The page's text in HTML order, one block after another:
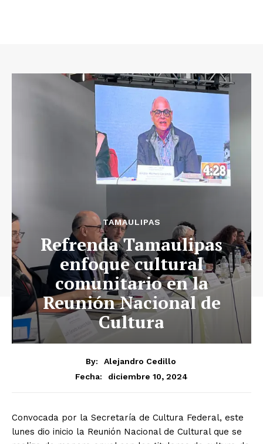
TAMAULIPAS
Refrenda Tamaulipas
enfoque cultural
comunitario en la
Reunión Nacional de
Cultura
By:
Alejandro Cedillo
Fecha:
diciembre 10, 2024
Convocada por la Secretaría de Cultura Federal, este
lunes dio inicio la Reunión Nacional de Cultural que se